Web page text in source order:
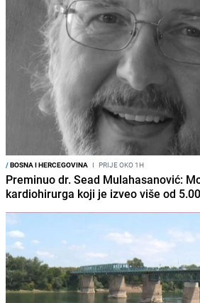
/BOSNA I HERCEGOVINA I PRIJE OKO 1H
Preminuo dr. Sead Mulahasanović:
kardiohirurga koji je izveo više od